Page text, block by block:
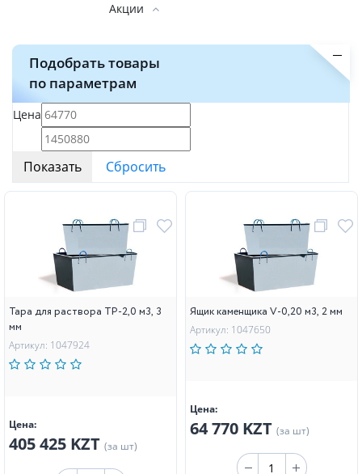
Акции
Подобрать товары
по параметрам
Цена
Тара для раствора ТР-2,0 м3, 3
мм
Артикул: 1047924
Цена:
405 425 KZT (за шт)
Ящик каменщика V-0,20 м3, 2 мм
Артикул: 1047650
Цена:
64 770 KZT (за шт)